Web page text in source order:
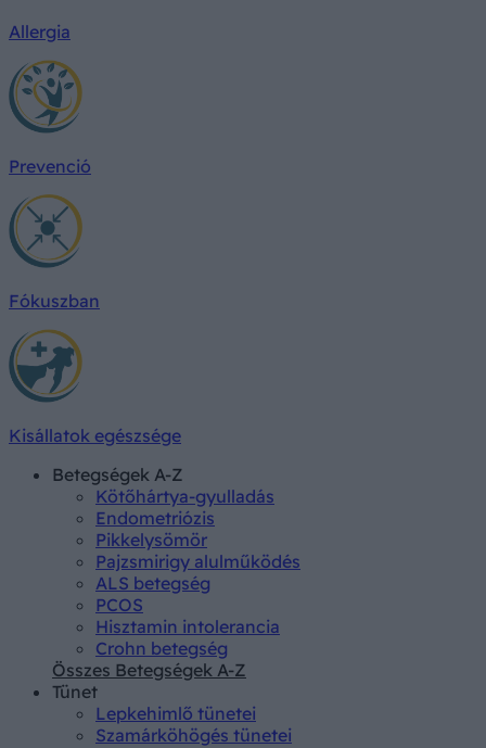
Allergia
Prevenció
Fókuszban
Kisállatok egészsége
Betegségek A-Z
Kötőhártya-gyulladás
Endometriózis
Pikkelysömör
Pajzsmirigy alulműködés
ALS betegség
PCOS
Hisztamin intolerancia
Crohn betegség
Összes Betegségek A-Z
Tünet
Lepkehimlő tünetei
Szamárköhögés tünetei